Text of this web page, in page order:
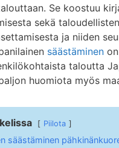
Se koostuu
sekä taloudellisten
ja niiden
säästäminen
taloutta
huomiota myös
Piilota
säästäminen